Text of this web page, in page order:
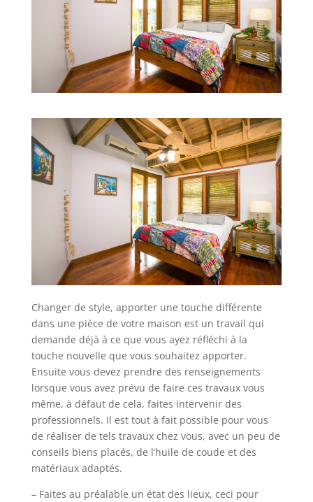
Changer de style, apporter une touche différente
dans une pièce de votre maison est un travail qui
demande déjà à ce que vous ayez réfléchi à la
touche nouvelle que vous souhaitez apporter.
Ensuite vous devez prendre des renseignements
lorsque vous avez prévu de faire ces travaux vous
même, à défaut de cela, faites intervenir des
professionnels. Il est tout à fait possible pour vous
de réaliser de tels travaux chez vous, avec un peu de
conseils biens placés, de l’huile de coude et des
matériaux adaptés.
– Faites au préalable un état des lieux, ceci pour